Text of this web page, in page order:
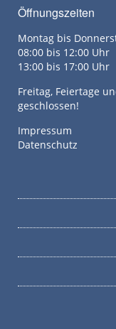
Öffnungszeiten
Montag bis
08:00 bis 12:00 Uhr
13:00 bis 17:00 Uhr
Freitag, Feiertage
geschlossen!
Impressum
Datenschutz